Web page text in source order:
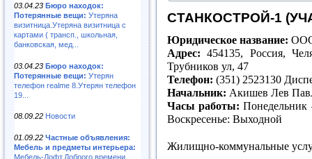
03.04.23 Бюро находок:
Потерянные вещи: Утеряна
визитница.Утеряна визитница с
картами ( трансп., школьная,
банковская, мед...
03.04.23 Бюро находок:
Потерянные вещи: Утерян
телефон realme 8.Утерян телефон
19...
08.09.22 Новости
01.09.22 Частные объявления:
Мебель и предметы интерьера:
Мебель-Лофт.Доброго времени
СТАНКОСТРОЙ-1
Юридическое название:
Адрес: 454135, Россия,
Трубников ул, 47
Телефон: (351) 2523130
Начальник: Акишев Лев
Часы работы: Понедельник
Воскресенье: Выходной
Жилищно-коммунальные